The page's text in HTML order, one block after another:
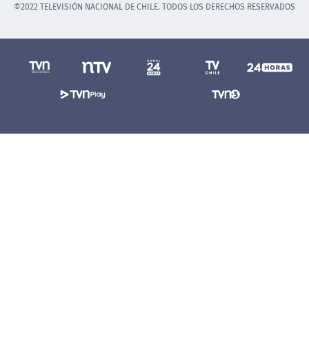
©2022 TELEVISIÓN NACIONAL DE CHILE. TODOS LOS DERECHOS RESERVADOS